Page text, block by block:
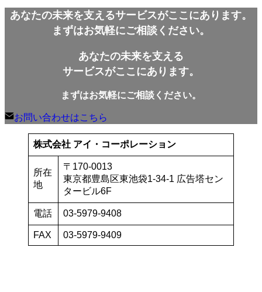
カあなたの未来を支えるサービスがここにあります。
まずはお気軽にご相談ください。
あなたの未来を支える
サービスがここにあります。
まずはお気軽にご相談ください。
お問い合わせはこちら
株式会社 アイ・コーポレーション
所在
地
〒170-0013
東京都豊島区東池袋1-34-1 広告塔セン
タービル6F
電話 03-5979-9408
FAX 03-5979-9409